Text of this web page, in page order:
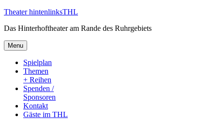
Skip
content
Theater hintenlinksTHL
Das Hinterhoftheater am Rande des Ruhrgebiets
Menu
Spielplan
Themen
+ Reihen
Spenden /
Sponsoren
Kontakt
Gäste im THL